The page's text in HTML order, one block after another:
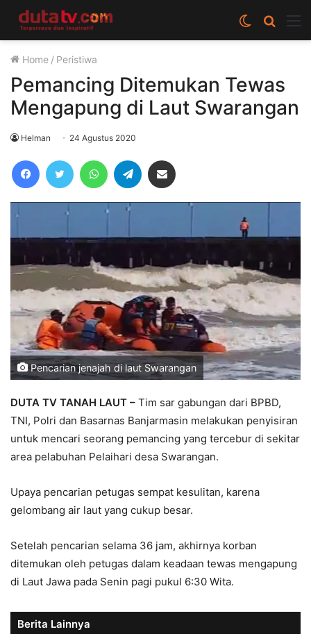
Cari
berita
Switch
skin
Home / Peristiwa
Pemancing Ditemukan Tewas
Mengapung di Laut Swarangan
Helman 24 Agustus 2020
FacebookTwitter WhatsAppTelegram
Pencarian jenajah di laut Swarangan
DUTA TV TANAH LAUT – Tim sar gabungan dari BPBD,
TNI, Polri dan Basarnas Banjarmasin melakukan penyisiran
untuk mencari seorang pemancing yang tercebur di sekitar
area pelabuhan Pelaihari desa Swarangan.
Upaya pencarian petugas sempat kesulitan, karena
gelombang air laut yang cukup besar.
Setelah pencarian selama 36 jam, akhirnya korban
ditemukan oleh petugas dalam keadaan tewas mengapung
di Laut Jawa pada Senin pagi pukul 6:30 Wita.
Berita Lainnya